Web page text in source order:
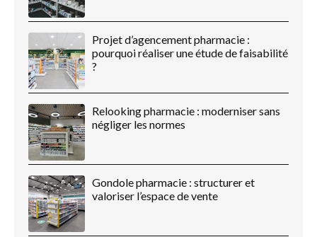
Projet d’agencement pharmacie :
pourquoi réaliser une étude de faisabilité
?
Relooking pharmacie : moderniser sans
négliger les normes
Gondole pharmacie : structurer et
valoriser l’espace de vente